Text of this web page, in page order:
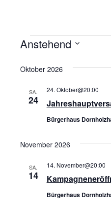
Anstehend
wählen.
Oktober 2026
SA.
24
24. Oktober@20:00
Bürgerhaus
November 2026
SA.
14
14. November@20:00
Bürgerhaus